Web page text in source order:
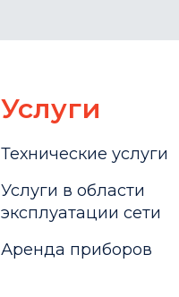
Услуги
Технические услуги
Услуги в области
эксплуатации сети
Аренда приборов